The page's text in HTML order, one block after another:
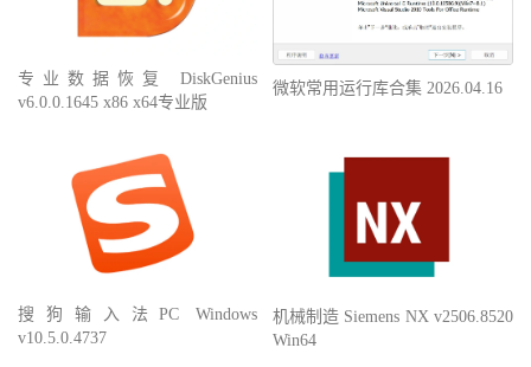
专业数据恢复 DiskGenius
v6.0.0.1645 x86 x64专业版
微软常用运行库合集 2026.04.16
搜狗输入法PC Windows
v10.5.0.4737
机械制造 Siemens NX v2506.8520
Win64